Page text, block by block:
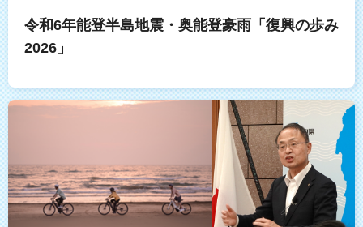
令和6年能登半島地震・奥能登豪雨「復興の歩み
2026」